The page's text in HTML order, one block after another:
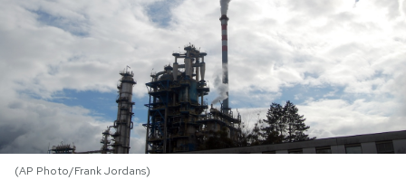
PODCAST
NEWSLETTER
I MIEI PREFERITI
(AP Photo/Frank Jordans)